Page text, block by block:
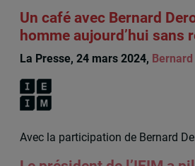
Un café avec Bernard
homme aujourd’hui sans
La Presse, 24 mars 2024,
Avec la participation de Bernard